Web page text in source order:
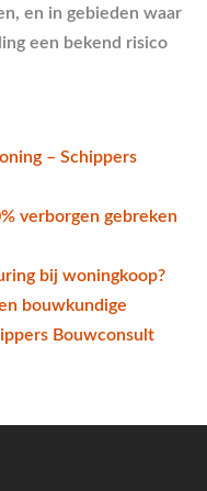
en in gebieden waar
een bekend risico
– Schippers
verborgen gebreken
bij woningkoop?
bouwkundige
Bouwconsult